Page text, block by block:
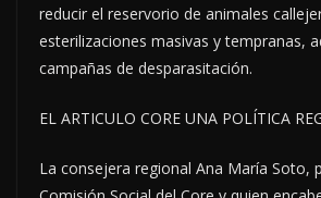
reducir el reservorio de animales
esterilizaciones masivas y tempranas,
campañas de desparasitación.
EL ARTICULO CORE UNA POLÍTICA
La consejera regional Ana María Soto,